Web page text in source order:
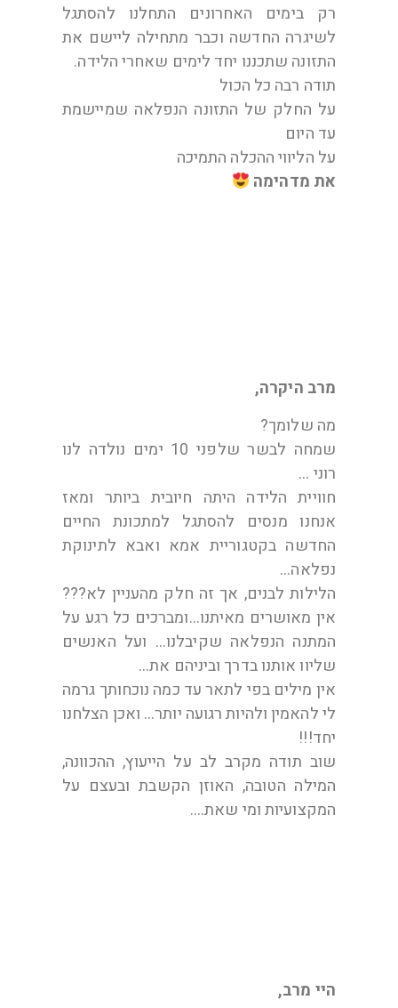
רק בימים האחרונים התחלנו להסתגל
לשיגרה החדשה וכבר מתחילה ליישם את
התזונה שתכננו יחד לימים שאחרי הלידה.
תודה רבה כל הכול
על החלק של התזונה הנפלאה שמיישמת
עד היום
על הליווי ההכלה התמיכה
את מדהימה
מרב היקרה,
מה שלומך?
שמחה לבשר שלפני 10 ימים נולדה לנו
רוני …
חוויית הלידה היתה חיובית ביותר ומאז
אנחנו מנסים להסתגל למתכונת החיים
החדשה בקטגוריית אמא ואבא לתינוקת
נפלאה…
הלילות לבנים, אך זה חלק מהעניין לא???
אין מאושרים מאיתנו…ומברכים כל רגע על
המתנה הנפלאה שקיבלנו… ועל האנשים
שליוו אותנו בדרך וביניהם את…
אין מילים בפי לתאר עד כמה נוכחותך גרמה
לי להאמין ולהיות רגועה יותר… ואכן הצלחנו
יחד!!!
שוב תודה מקרב לב על הייעוץ, ההכוונה,
המילה הטובה, האוזן הקשבת ובעצם על
המקצועיות ומי שאת….
היי מרב,